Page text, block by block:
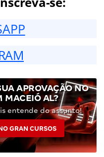
APROVAÇÃO NO
MACEIÓ AL?
entende do assunto!
GRAN CURSOS